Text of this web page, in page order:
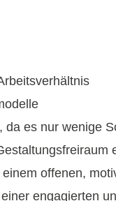
es nur wenige
offenen,
engagierten